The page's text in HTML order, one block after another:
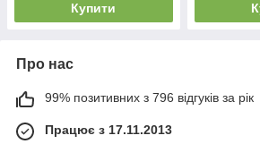
Купити
Про нас
99% позитивних з 796 відгуків за рік
Працює з 17.11.2013